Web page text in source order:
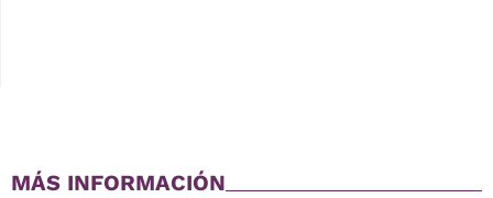
MÁS INFORMACIÓN